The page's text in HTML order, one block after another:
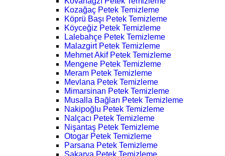
Kozağaç Petek Temizleme
Köprü Başı Petek Temizleme
Köyceğiz Petek Temizleme
Lalebahçe Petek Temizleme
Malazgirt Petek Temizleme
Mehmet Akif Petek Temizleme
Mengene Petek Temizleme
Meram Petek Temizleme
Mevlana Petek Temizleme
Mimarsinan Petek Temizleme
Musalla Bağları Petek Temizleme
Nakipoğlu Petek Temizleme
Nalçacı Petek Temizleme
Nişantaş Petek Temizleme
Otogar Petek Temizleme
Parsana Petek Temizleme